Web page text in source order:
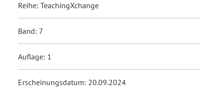
Reihe: TeachingXchange
Band: 7
Auflage: 1
Erscheinungsdatum: 20.09.2024